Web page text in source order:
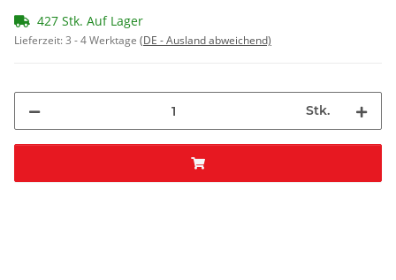
427 Stk. Auf Lager
Lieferzeit:3 - 4 Werktage (DE - Ausland abweichend)
Stk.